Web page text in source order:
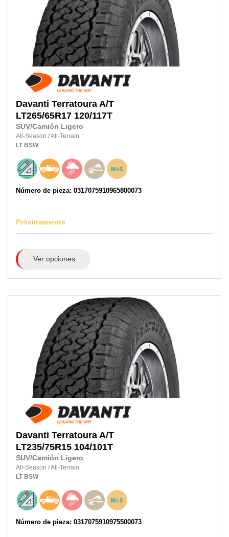
Davanti Terratoura A/T
LT265/65R17 120/117T
SUV/Camión Ligero
All-Season /All-Terrain
LT BSW
Número de pieza: 0317075910965800073
Próximamente
Ver opciones
Davanti Terratoura A/T
LT235/75R15 104/101T
SUV/Camión Ligero
All-Season /All-Terrain
LT BSW
Número de pieza: 0317075910975500073